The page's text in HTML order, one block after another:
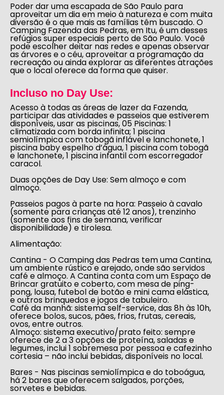
Poder dar uma escapada de São Paulo para
aproveitar um dia em meio à natureza e com muita
diversão é o que mais as famílias têm buscado. O
Camping Fazenda das Pedras, em Itu, é um desses
refúgios super especiais perto de São Paulo. Você
pode escolher deitar nas redes e apenas observar
as árvores e o céu, aproveitar a programação da
recreação ou ainda explorar as diferentes atrações
que o local oferece da forma que quiser.
Incluso no Day Use:
Acesso à todas as áreas de lazer da Fazenda,
participar das atividades e passeios que estiverem
disponíveis, usar as piscinas, 05 Piscinas: 1
climatizada com borda infinita; 1 piscina
semiolímpica com tobogã inflável e lanchonete, 1
piscina baby espelho d’água, 1 piscina com tobogã
e lanchonete, 1 piscina infantil com escorregador
caracol.
Duas opções de Day Use: Sem almoço e com
almoço.
Passeios pagos à parte na hora: Passeio à cavalo
(somente para crianças até 12 anos), trenzinho
(somente aos fins de semana, verificar
disponibilidade) e tirolesa.
Alimentação:
Cantina - O Camping das Pedras tem uma Cantina,
um ambiente rústico e arejado, onde são servidos
café e almoço. A Cantina conta com um Espaço de
Brincar gratuito e coberto, com mesa de ping-
pong, lousa, futebol de botão e mini cama elástica,
e outros brinquedos e jogos de tabuleiro.
Café da manhã: sistema self-service,das 8h às 10h,
oferece bolos, sucos, pães, frios, frutas, cereais,
ovos, entre outros.
Almoço: sistema executivo/prato feito: sempre
oferece de 2 a 3 opções de proteína, saladas e
legumes, inclui 1 sobremesa por pessoa e cafezinho
cortesia – não inclui bebidas, disponíveis no local.
Bares - Nas piscinas semiolímpica e do toboágua,
há2 baresque oferecem salgados, porções,
sorvetes e bebidas.